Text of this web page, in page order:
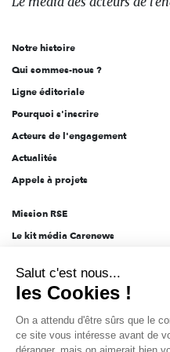
l'engagement
Notre histoire
Qui sommes-nous ?
Ligne éditoriale
Pourquoi s'inscrire
Acteurs de l'engagement
Actualités
Appels à projets
Mission RSE
Le kit média Carenews
AEF info
Novethic
PRODURABLE
Inclusiv Day
Salut c'est nous...
les Cookies !
On a attendu d'être sûrs que le
ce site vous intéresse avant de
déranger, mais on aimerait bien